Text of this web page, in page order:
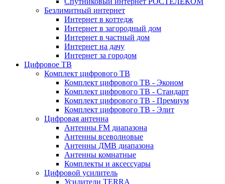
Безлимитный интернет
Интернет в коттедж
Интернет в загородный дом
Интернет в частный дом
Интернет на дачу
Интернет за городом
Цифровое ТВ
Комплект цифрового ТВ
Комплект цифрового ТВ - Эконом
Комплект цифрового ТВ - Стандарт
Комплект цифрового ТВ - Премиум
Комплект цифрового ТВ - Элит
Цифровая антенна
Антенны FM диапазона
Антенны всеволновые
Антенны ДМВ диапазона
Антенны комнатные
Комплекты и аксессуары
Цифровой усилитель
Усилители TERRA